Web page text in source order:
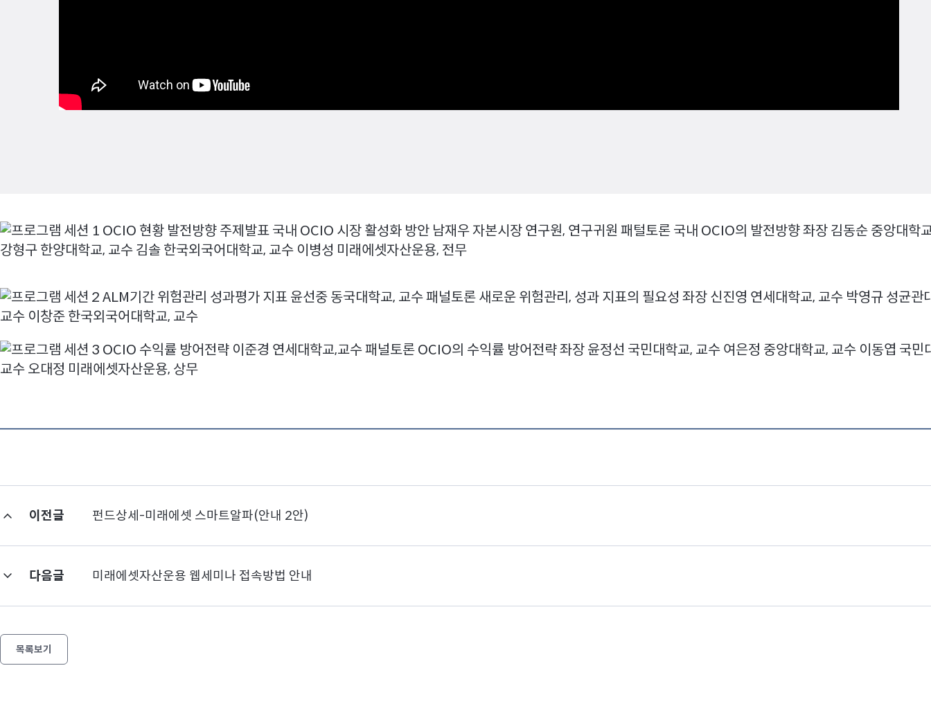
이전글 펀드상세-미래에셋 스마트알파(안내 2안)
다음글 미래에셋자산운용 웹세미나 접속방법 안내
목록보기